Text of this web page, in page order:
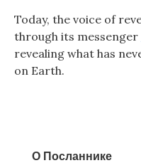
Today, the voice of
through its messenger
revealing what has
on Earth.
О Посланнике